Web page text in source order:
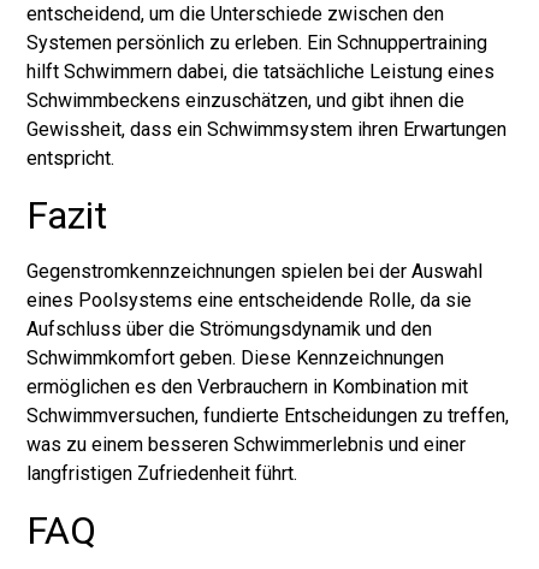
entscheidend, um die Unterschiede zwischen den
Systemen persönlich zu erleben. Ein Schnuppertraining
hilft Schwimmern dabei, die tatsächliche Leistung eines
Schwimmbeckens einzuschätzen, und gibt ihnen die
Gewissheit, dass ein Schwimmsystem ihren Erwartungen
entspricht.
Fazit
Gegenstromkennzeichnungen spielen bei der Auswahl
eines Poolsystems eine entscheidende Rolle, da sie
Aufschluss über die Strömungsdynamik und den
Schwimmkomfort geben. Diese Kennzeichnungen
ermöglichen es den Verbrauchern in Kombination mit
Schwimmversuchen, fundierte Entscheidungen zu treffen,
was zu einem besseren Schwimmerlebnis und einer
langfristigen Zufriedenheit führt.
FAQ